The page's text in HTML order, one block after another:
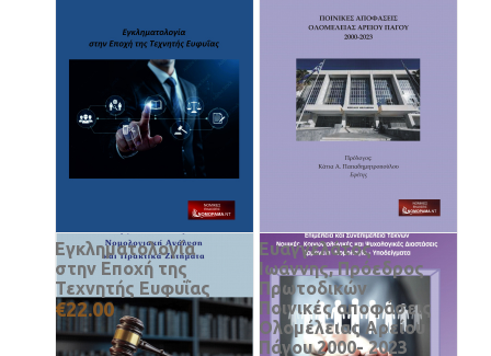
Δικονομίας Α.Π.Θ. Οι
περιορισμοί στη
χρήση μαρτύρων
κατά την απόδειξη
των δικαιοπραξιών
€36.00
Εφετών ε.τ
Κληρονομική
διαδοχή εκ διαθήκης
και εξ αδιαθέτου
€36.00
Εγκληματολογία
στην Εποχή της
Τεχνητής Ευφυΐας
€22.00
Ευαγγελάτος
Ιωάννης, Πρόεδρος
Πρωτοδικών
Ποινικές αποφάσεις
Ολομέλειας Αρείου
Πάγου 2000- 2023